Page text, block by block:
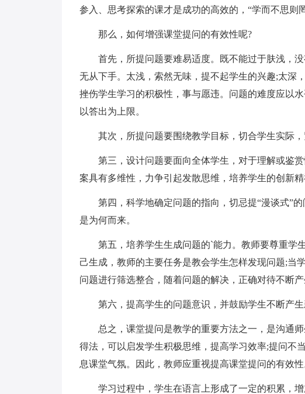
参入、思考探索的课才是成功的高效的，“学而不思则
那么，如何增强课堂提问的有效性呢?
首先，所提问题要难易适度。既不能过于肤浅，
无从下手。太浅，索然无味，提不起学生的兴趣;太深
挫伤学生学习的积极性，事与愿违。问题的难度应以
以答出为上限。
其次，所提问题要围绕教学目标，切合学生实际
第三，设计问题要面向全体学生，对于理解或鉴
案具有多维性，力争引起发散思维，培养学生的创新精
第四，科学地确定问题的指向，切忌提“漫谈式”
是为何而来。
第五，培养学生生成问题的`能力。教师要尊重学
己生成，教师的主要任务是教会学生怎样发现问题;当
问题进行筛选整合，随着问题的解决，正确对待不断产
第六，提高学生的问题意识，并鼓励学生不断产生
总之，课堂提问是教学的重要方法之一，是沟通
得法，可以启发学生积极思维，提高学习效率;提问不
息课堂气氛。因此，教师应重视提高课堂提问的有效性
学习过程中，学生在语言上形成了一定的积累，增